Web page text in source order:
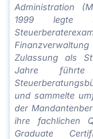
Administration
1999 legte
Zulassung als
Jahre
und sammelte
der
ihre fachlichen
Graduate